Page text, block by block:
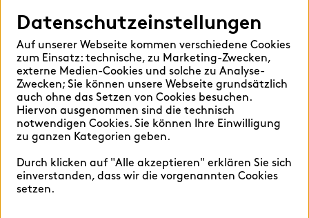
Hilfen
Sprache auswählen:
Deutsch English
Datenschutzeinstellungen
Auf unserer Webseite kommen verschiedene Cookies
zum Einsatz: technische, zu Marketing-Zwecken,
externe Medien-Cookies und solche zu Analyse-
Zwecken; Sie können unsere Webseite grundsätzlich
auch ohne das Setzen von Cookies besuchen.
Hiervon ausgenommen sind die technisch
notwendigen Cookies. Sie können Ihre Einwilligung
zu ganzen Kategorien geben.
Durch klicken auf "Alle akzeptieren" erklären Sie sich
einverstanden, dass wir die vorgenannten Cookies
setzen.